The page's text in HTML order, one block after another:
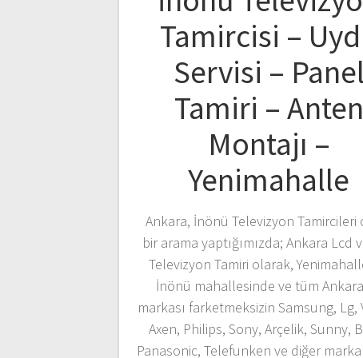
Tamircisi –
Servisi – Panel
Tamiri – Anten
Montajı –
Yenimahalle
Ankara, İnönü Televizyon Tamircileri
bir arama yaptığımızda; Ankara Lcd
Televizyon Tamiri olarak,
İnönü mahallesinde ve tüm
markası farketmeksizin Samsung, Lg,
Axen, Philips, Sony, Arçelik, Sunny,
Panasonic, Telefunken ve diğer